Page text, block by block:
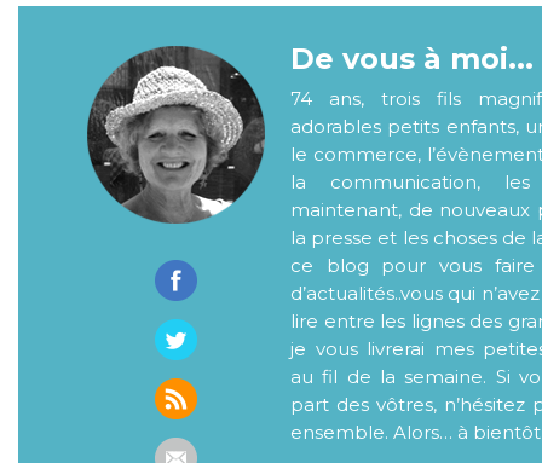
De vous à moi...
74 ans, trois fils
adorables petits enfants,
le commerce,
la communication,
maintenant, de nouveaux
la presse et les choses de
ce blog pour vous faire
d’actualités..vous qui
lire entre les lignes des
je vous livrerai mes
au fil de la semaine. Si
part des vôtres, n’hésitez
ensemble. Alors… à bientôt